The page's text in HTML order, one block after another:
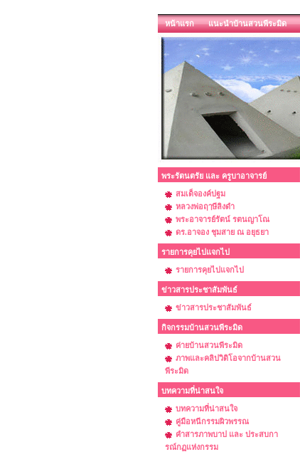
หน้าแรก แนะนำบ้านสวนพีระมิด
พระรัตนตรัย และ ครูบาอาจารย์
สมเด็จองค์ปฐม
หลวงพ่อฤๅษีลิงดำ
พระอาจารย์รัตน์ รตนญาโณ
ดร.อาจอง ชุมสาย ณ อยุธยา
รายการคุยไปแจกไป
รายการคุยไปแจกไป
ข่าวสารประชาสัมพันธ์
ข่าวสารประชาสัมพันธ์
กิจกรรมบ้านสวนพีระมิด
ค่ายบ้านสวนพีระมิด
ภาพและคลิปวิดิโอจากบ้านสวน
พีระมิด
บทความที่น่าสนใจ
บทความที่น่าสนใจ
คู่มือหนีกรรมผิวพรรณ
คำสารภาพบาป และ ประสบกา
รณ์กฏแห่งกรรม